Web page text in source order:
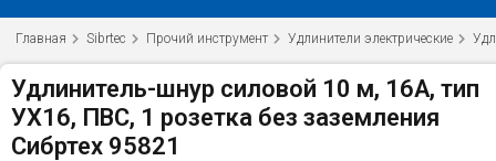
Главная Sibrtec Прочий инструмент Удлинители электрические
Удлинитель-шнур силовой 10 м, 16А, тип
УХ16, ПВС, 1 розетка без заземления
Сибртех 95821